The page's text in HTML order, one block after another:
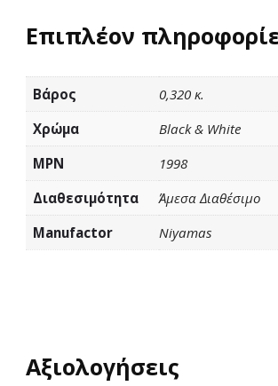
Επιπλέον
Βάρος
0,320 κ.
Χρώμα
Black & White
MPN
1998
Διαθεσιμότητα
Άμεσα Διαθέσιμο
Manufactor
Niyamas
Αξιολογήσεις